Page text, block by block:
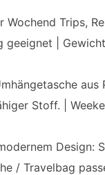
Trips,
geeignet |
Stoff. |
Design:
/ Travelbag